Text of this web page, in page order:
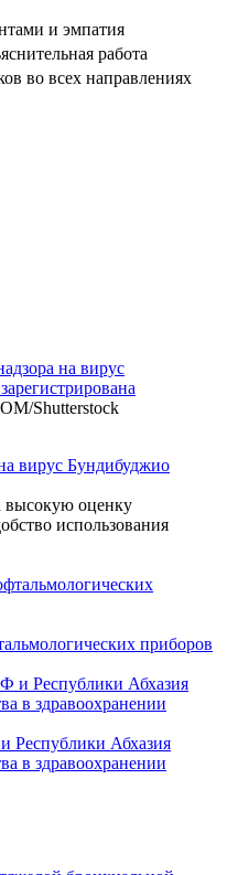
и эмпатия
работа
во всех направлениях
Shutterstock
вирус Бундибуджио
высокую оценку
использования
приборов
Республики Абхазия
в здравоохранении
terapiya-u-